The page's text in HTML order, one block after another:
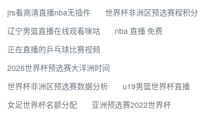
jrs看高清直播nba无插件
世界杯非洲区预选赛程积分
辽宁男篮直播在线观看咪咕
nba 直播 免费
正在直播的乒乓球比赛视频
2026世界杯预选赛大洋洲时间
世界杯非洲区预选赛数据分析
u19男篮世界杯直播
女足世界杯名额分配
亚洲预选赛2022世界杯